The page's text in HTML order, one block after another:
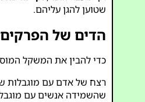
שטוען להגן עליהם.
הדים של
כדי להבין את המשקל
רצח של אדם עם מוגבלות
שהשמידה אנשים עם